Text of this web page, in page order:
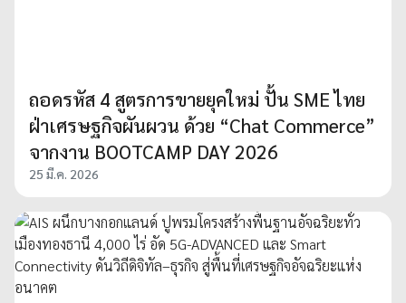
ถอดรหัส 4 สูตรการขายยุคใหม่ ปั้น SME ไทย
ฝ่าเศรษฐกิจผันผวน ด้วย “Chat Commerce”
จากงาน BOOTCAMP DAY 2026
25 มี.ค. 2026